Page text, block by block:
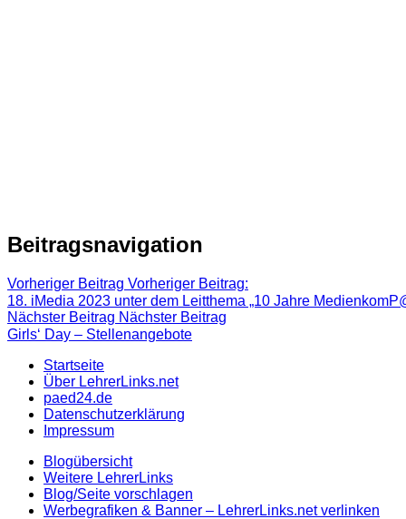
Beitragsnavigation
Vorheriger Beitrag Vorheriger Beitrag:
18. iMedia 2023 unter dem Leitthema „10 Jahre
Nächster Beitrag Nächster Beitrag
Girls‘ Day – Stellenangebote
Startseite
Über LehrerLinks.net
paed24.de
Datenschutzerklärung
Impressum
Blogübersicht
Weitere LehrerLinks
Blog/Seite vorschlagen
Werbegrafiken & Banner – LehrerLinks.net verlinken